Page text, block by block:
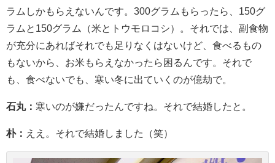
ラムしかもらえないんです。300グラムもらったら、150グ
ラムと150グラム（米とトウモロコシ）。それでは、副食物
が充分にあればそれでも足りなくはないけど、食べるもの
もないから、お米もらえなかったら困るんです。それで
も、食べないでも、寒い冬に出ていくのが億劫で。
石丸： 寒いのが嫌だったんですね。それで結婚したと。
朴： ええ。それで結婚しました（笑）